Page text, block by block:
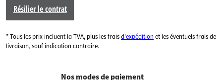
Résilier le contrat
* Tous les prix incluent la TVA, plus les fraisd'expéditionet les éventuels frais de
livraison, sauf indication contraire.
Nos modes de paiement